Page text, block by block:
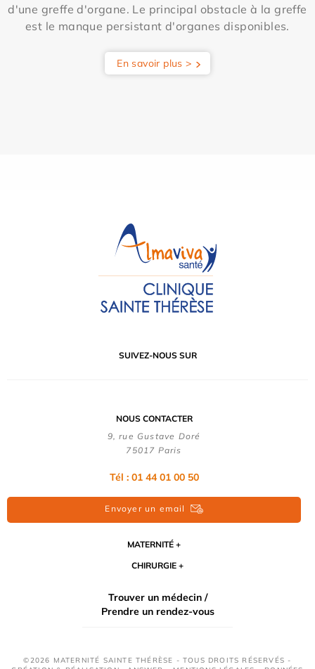
d'une greffe d'organe. Le principal obstacle à la greffe
est le manque persistant d'organes disponibles.
En savoir plus >
SUIVEZ-NOUS SUR
NOUS CONTACTER
9, rue Gustave Doré
75017 Paris
Tél : 01 44 01 00 50
Envoyer un email
MATERNITÉ
CHIRURGIE
Trouver un médecin /
Prendre un rendez-vous
©2026 MATERNITÉ SAINTE THÉRÈSE - TOUS DROITS RÉSERVÉS -